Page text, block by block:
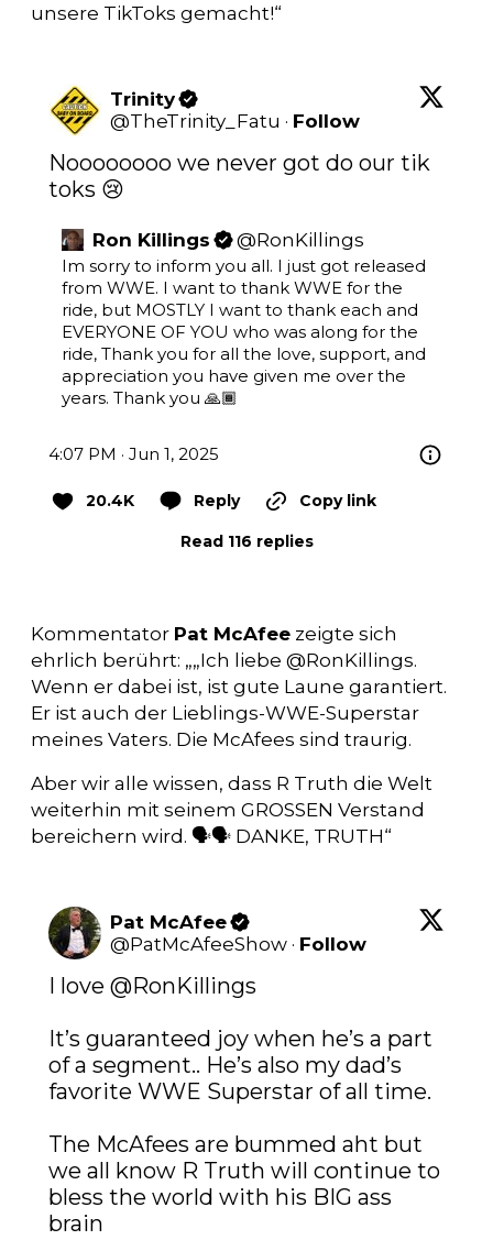
unsere TikToks gemacht!“
Trinity
@TheTrinity_Fatu · Follow
Noooooooo we never got do our tik
toks 😢
Ron Killings @RonKillings
Im sorry to inform you all. I just got released
from WWE. I want to thank WWE for the
ride, but MOSTLY I want to thank each and
EVERYONE OF YOU who was along for the
ride, Thank you for all the love, support, and
appreciation you have given me over the
years. Thank you 🙏🏾
4:07 PM · Jun 1, 2025
20.4K Reply Copy link
Read 116 replies
Kommentator Pat McAfee zeigte sich
ehrlich berührt: „„Ich liebe @RonKillings.
Wenn er dabei ist, ist gute Laune garantiert.
Er ist auch der Lieblings-WWE-Superstar
meines Vaters. Die McAfees sind traurig.
Aber wir alle wissen, dass R Truth die Welt
weiterhin mit seinem GROSSEN Verstand
bereichern wird. 🗣🗣 DANKE, TRUTH“
Pat McAfee
@PatMcAfeeShow · Follow
I love @RonKillings
It’s guaranteed joy when he’s a part
of a segment.. He’s also my dad’s
favorite WWE Superstar of all time.
The McAfees are bummed aht but
we all know R Truth will continue to
bless the world with his BIG ass
brain